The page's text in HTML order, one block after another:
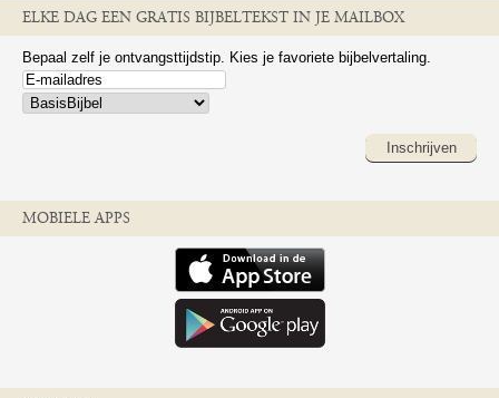
ELKE DAG EEN GRATIS BIJBELTEKST IN JE MAILBOX
Bepaal zelf je ontvangsttijdstip. Kies je favoriete bijbelvertaling.
Inschrijven
MOBIELE APPS